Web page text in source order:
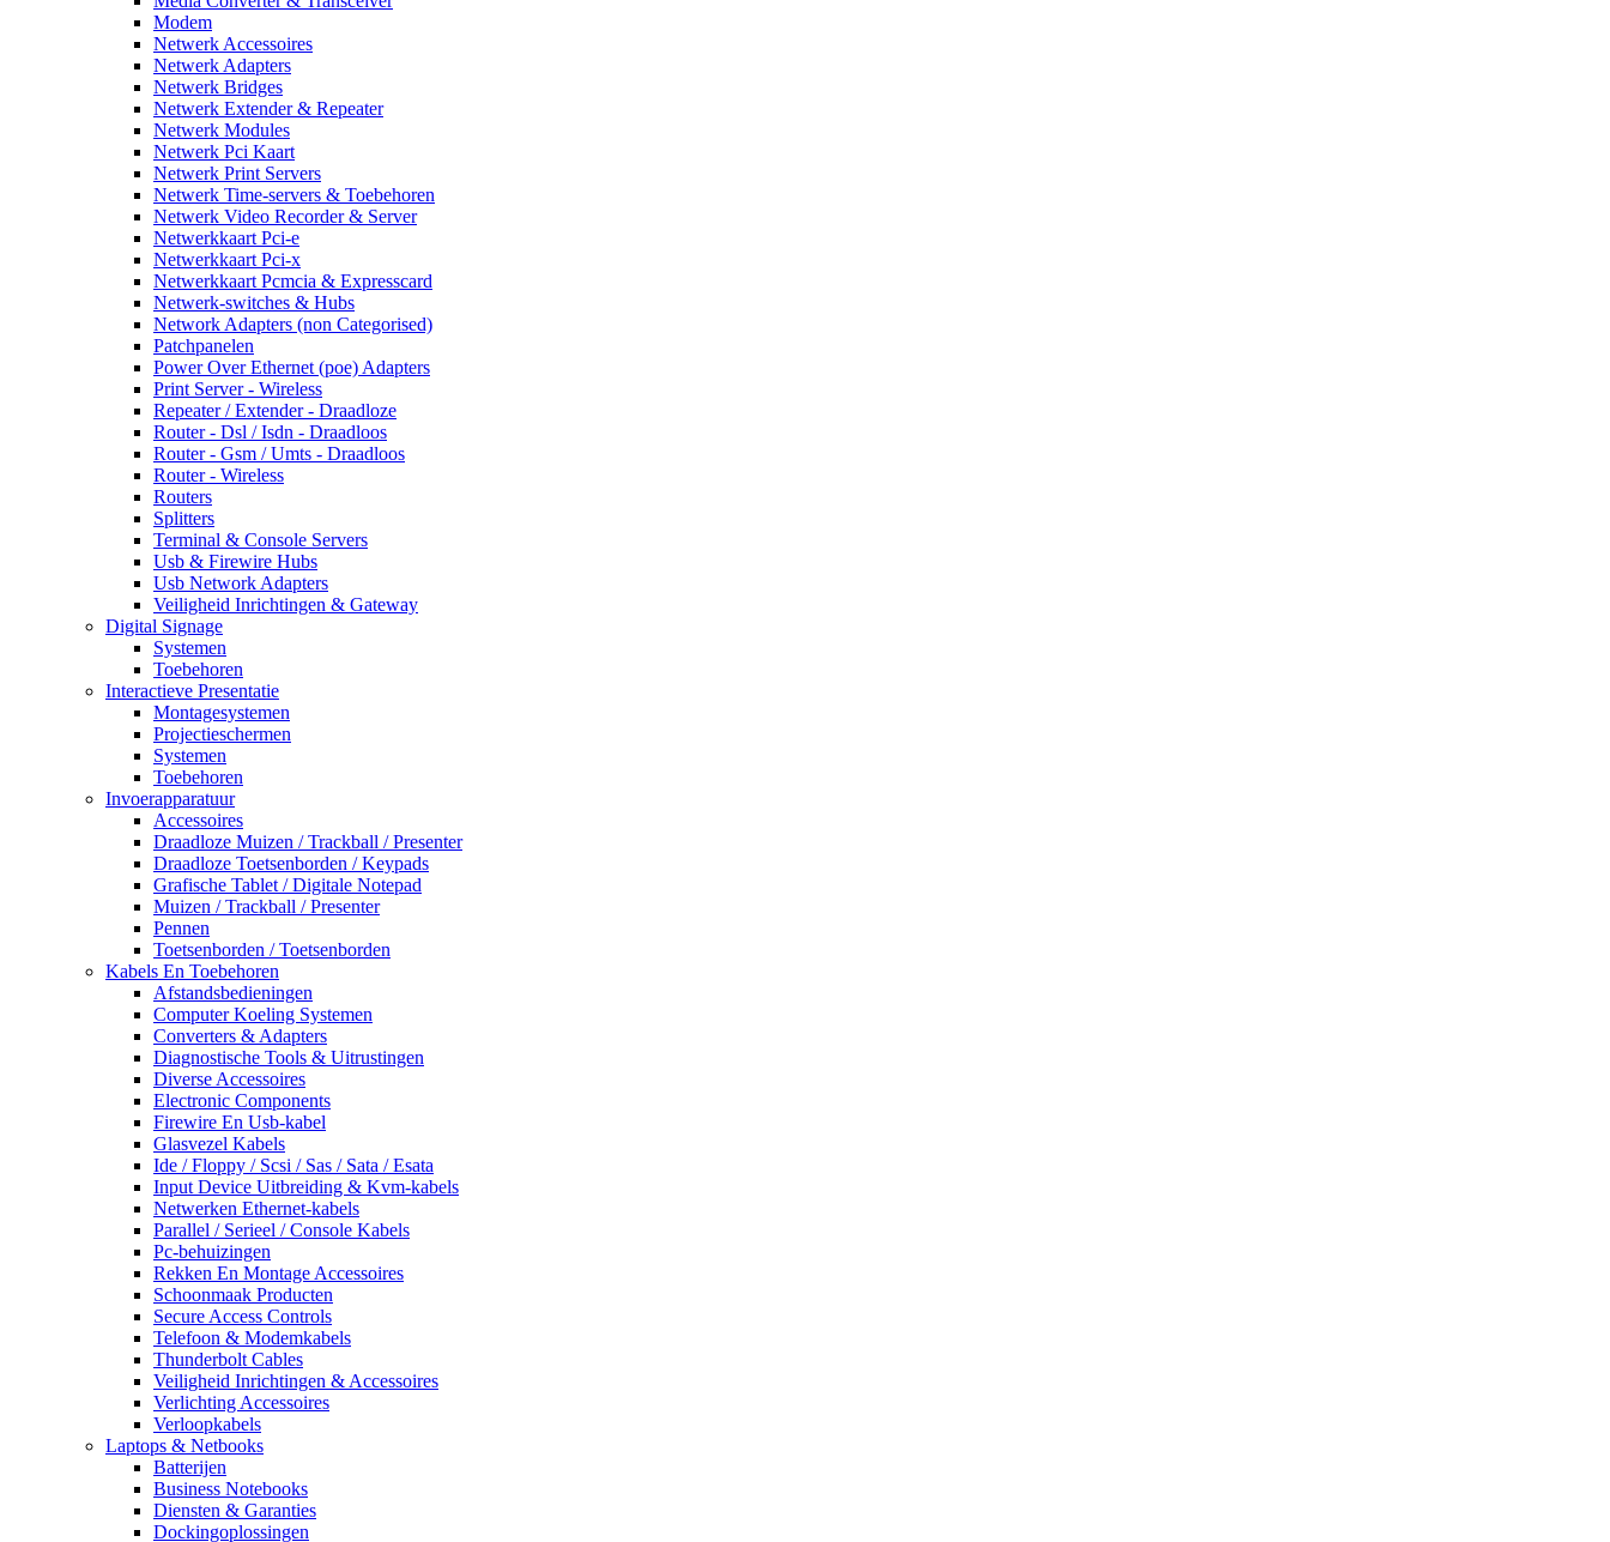
Modem
Netwerk Accessoires
Netwerk Adapters
Netwerk Bridges
Netwerk Extender & Repeater
Netwerk Modules
Netwerk Pci Kaart
Netwerk Print Servers
Netwerk Time-servers & Toebehoren
Netwerk Video Recorder & Server
Netwerkkaart Pci-e
Netwerkkaart Pci-x
Netwerkkaart Pcmcia & Expresscard
Netwerk-switches & Hubs
Network Adapters (non Categorised)
Patchpanelen
Power Over Ethernet (poe) Adapters
Print Server - Wireless
Repeater / Extender - Draadloze
Router - Dsl / Isdn - Draadloos
Router - Gsm / Umts - Draadloos
Router - Wireless
Routers
Splitters
Terminal & Console Servers
Usb & Firewire Hubs
Usb Network Adapters
Veiligheid Inrichtingen & Gateway
Digital Signage
Systemen
Toebehoren
Interactieve Presentatie
Montagesystemen
Projectieschermen
Systemen
Toebehoren
Invoerapparatuur
Accessoires
Draadloze Muizen / Trackball / Presenter
Draadloze Toetsenborden / Keypads
Grafische Tablet / Digitale Notepad
Muizen / Trackball / Presenter
Pennen
Toetsenborden / Toetsenborden
Kabels En Toebehoren
Afstandsbedieningen
Computer Koeling Systemen
Converters & Adapters
Diagnostische Tools & Uitrustingen
Diverse Accessoires
Electronic Components
Firewire En Usb-kabel
Glasvezel Kabels
Ide / Floppy / Scsi / Sas / Sata / Esata
Input Device Uitbreiding & Kvm-kabels
Netwerken Ethernet-kabels
Parallel / Serieel / Console Kabels
Pc-behuizingen
Rekken En Montage Accessoires
Schoonmaak Producten
Secure Access Controls
Telefoon & Modemkabels
Thunderbolt Cables
Veiligheid Inrichtingen & Accessoires
Verlichting Accessoires
Verloopkabels
Laptops & Netbooks
Batterijen
Business Notebooks
Diensten & Garanties
Dockingoplossingen